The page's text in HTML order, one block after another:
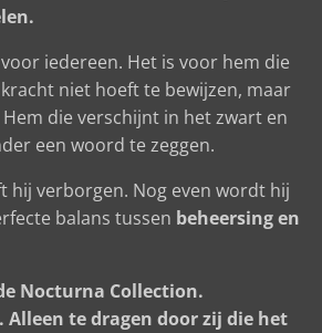
iedereen. Het is voor hem die
niet hoeft te bewijzen, maar
Hem die verschijnt in het zwart en
een woord te zeggen.
hij verborgen. Nog even wordt hij
balans tussen beheersing en
Nocturna Collection.
te dragen door zij die het